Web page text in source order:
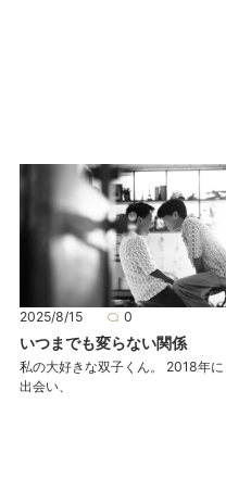
2025/8/15 0
いつまでも変らない関係
私の大好きな双子くん。 2018年に
出会い、